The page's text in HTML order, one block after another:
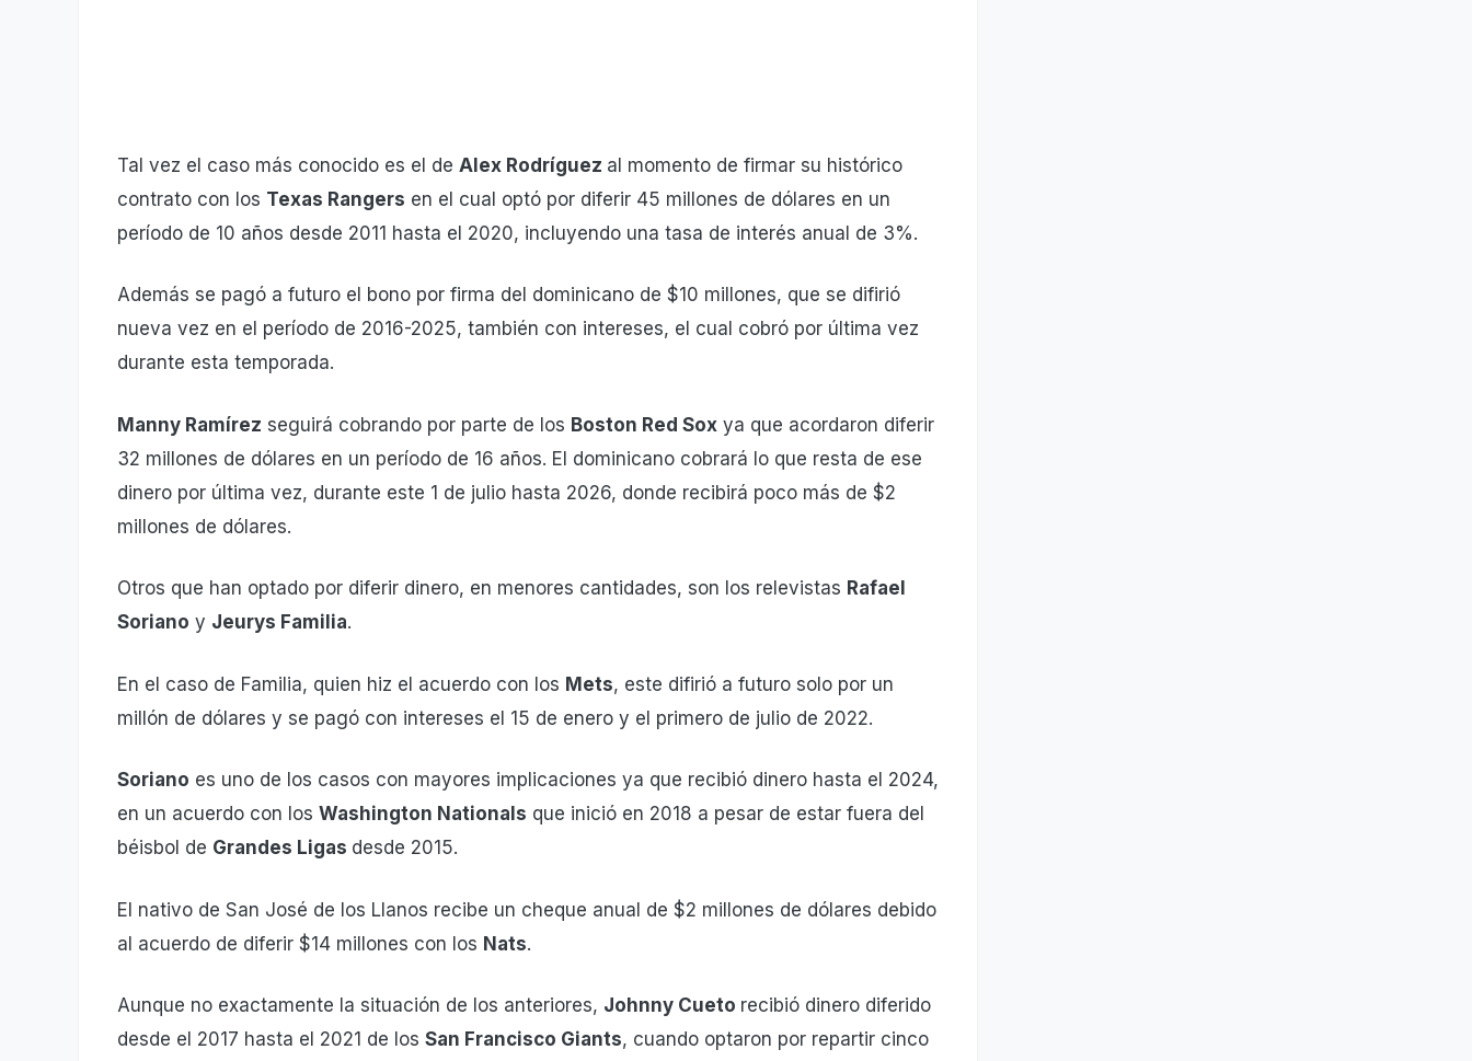
Tal vez el caso más conocido es el de Alex Rodríguez al momento de firmar su histórico
contrato con los Texas Rangers en el cual optó por diferir 45 millones de dólares en un
período de 10 años desde 2011 hasta el 2020, incluyendo una tasa de interés anual de 3%.
Además se pagó a futuro el bono por firma del dominicano de $10 millones, que se difirió
nueva vez en el período de 2016-2025, también con intereses, el cual cobró por última vez
durante esta temporada.
Manny Ramírez seguirá cobrando por parte de los Boston Red Sox ya que acordaron diferir
32 millones de dólares en un período de 16 años. El dominicano cobrará lo que resta de ese
dinero por última vez, durante este 1 de julio hasta 2026, donde recibirá poco más de $2
millones de dólares.
Otros que han optado por diferir dinero, en menores cantidades, son los relevistas Rafael
Soriano y Jeurys Familia.
En el caso de Familia, quien hiz el acuerdo con los Mets, este difirió a futuro solo por un
millón de dólares y se pagó con intereses el 15 de enero y el primero de julio de 2022.
Soriano es uno de los casos con mayores implicaciones ya que recibió dinero hasta el 2024,
en un acuerdo con los Washington Nationals que inició en 2018 a pesar de estar fuera del
béisbol de Grandes Ligas desde 2015.
El nativo de San José de los Llanos recibe un cheque anual de $2 millones de dólares debido
al acuerdo de diferir $14 millones con los Nats.
Aunque no exactamente la situación de los anteriores, Johnny Cueto recibió dinero diferido
desde el 2017 hasta el 2021 de los San Francisco Giants, cuando optaron por repartir cinco